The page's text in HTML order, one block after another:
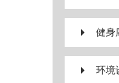
健身
环境